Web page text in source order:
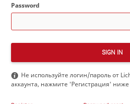
Password
SIGN IN
Не используйте логин/пароль от
аккаунта, нажмите 'Регистрация' ниже